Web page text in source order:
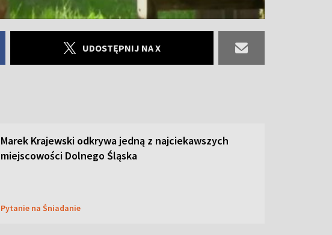
UDOSTĘPNIJ NA X
Marek Krajewski odkrywa jedną z najciekawszych
miejscowości Dolnego Śląska
Pytanie na Śniadanie